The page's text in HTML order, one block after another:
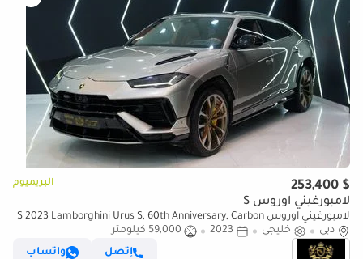
$ 253,400 البريميوم
لامبورغيني اوروس S
لامبورغيني اوروس S 2023 Lamborghini Urus S, 60th Anniversary, Carbon
Interior, Rear Entertainment, GCC Specs!!
دبي خليجي 2023
59,000 كيلومتر
إتصل
واتساب